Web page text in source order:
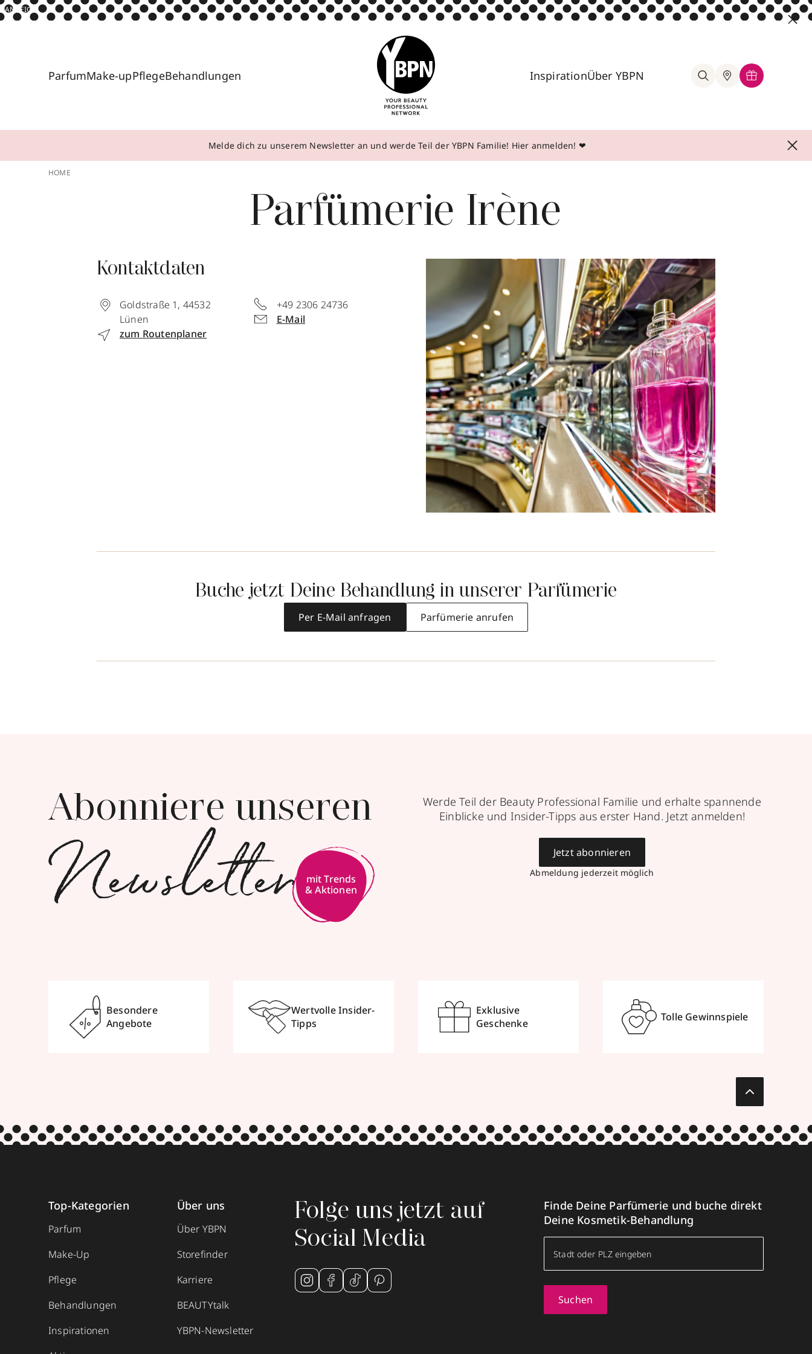
ANZEIGE
ParfumMake-upPflegeBehandlungen InspirationÜber YBPN
Melde dich zu unserem Newsletter an und werde Teil der YBPN Familie! Hier anmelden! ❤
HOME
Parfümerie Irène
Kontaktdaten
Goldstraße 1, 44532
Lünen
zum Routenplaner
+49 2306 24736
E-Mail
Buche jetzt Deine Behandlung in unserer Parfümerie
Per E-Mail anfragen Parfümerie anrufen
Abonniere unseren
Newsletter
mit Trends
& Aktionen
Werde Teil der Beauty Professional Familie und erhalte spannende
Einblicke und Insider-Tipps aus erster Hand. Jetzt anmelden!
Abmeldung jederzeit möglich
Jetzt abonnieren
Besondere
Angebote
Wertvolle Insider-
Tipps
Exklusive
Geschenke
Tolle Gewinnspiele
Top-Kategorien
Parfum
Make-Up
Pflege
Behandlungen
Inspirationen
Über uns
Über YBPN
Storefinder
Karriere
BEAUTYtalk
YBPN-Newsletter
Folge uns jetzt auf
Social Media
Finde Deine Parfümerie und buche direkt
Deine Kosmetik-Behandlung
Suchen